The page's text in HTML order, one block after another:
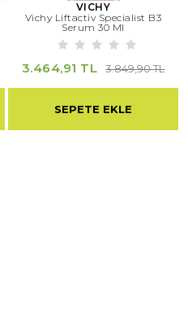
VICHY
Vichy Liftactiv Specialist B3
Serum 30 Ml
3.464,91 TL 3.849,90 TL
SEPETE EKLE